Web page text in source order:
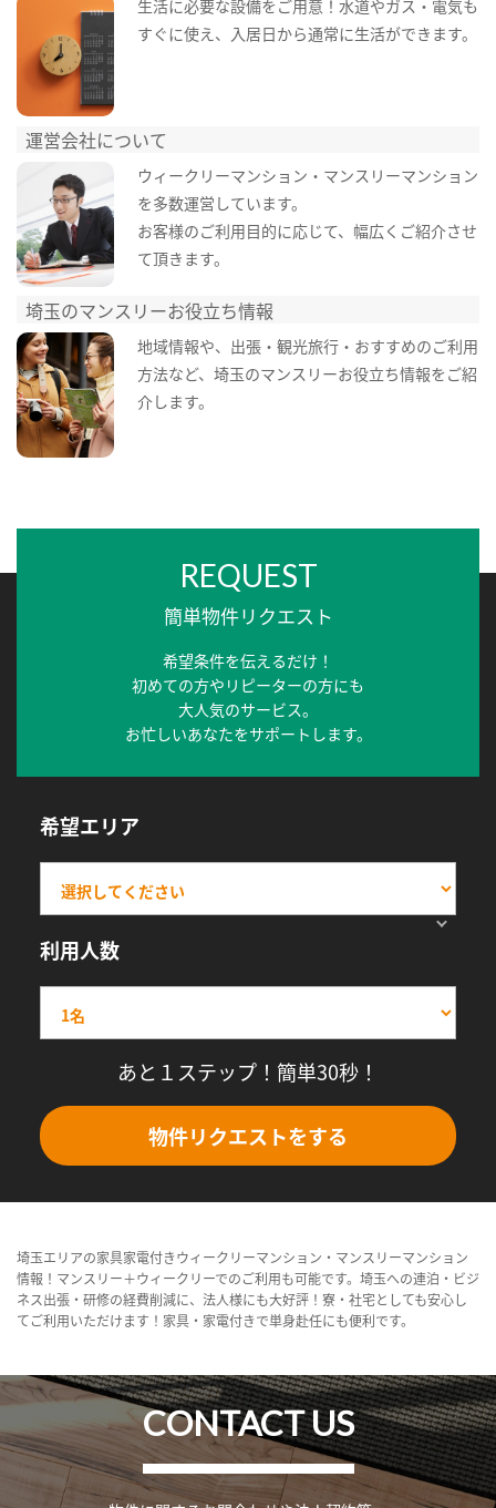
生活に必要な設備をご用意！水道やガス・電気も
すぐに使え、入居日から通常に生活ができます。
運営会社について
ウィークリーマンション・マンスリーマンション
を多数運営しています。
お客様のご利用目的に応じて、幅広くご紹介させ
て頂きます。
埼玉のマンスリーお役立ち情報
地域情報や、出張・観光旅行・おすすめのご利用
方法など、埼玉のマンスリーお役立ち情報をご紹
介します。
REQUEST
簡単物件リクエスト
希望条件を伝えるだけ！
初めての方やリピーターの方にも
大人気のサービス。
お忙しいあなたをサポートします。
希望エリア
利用人数
あと１ステップ！簡単30秒！
物件リクエストをする
埼玉エリアの家具家電付きウィークリーマンション・マンスリーマンション
情報！マンスリー＋ウィークリーでのご利用も可能です。埼玉への連泊・ビジ
ネス出張・研修の経費削減に、法人様にも大好評！寮・社宅としても安心し
てご利用いただけます！家具・家電付きで単身赴任にも便利です。
CONTACT US